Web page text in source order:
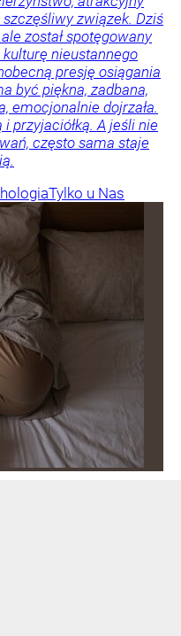
związek. Dziś
został spotęgowany
nieustannego
presję osiągania
być piękna, zadbana,
emocjonalnie dojrzała.
przyjaciółką. A jeśli nie
często sama staje
Tylko u Nas